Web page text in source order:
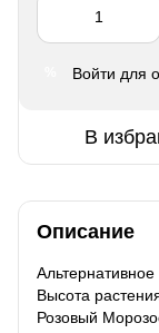
Войти для
В
Описание
Высота
Розовый